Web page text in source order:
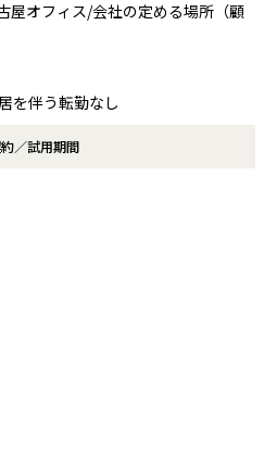
屋オフィス/会社の定める場所（顧
を伴う転勤なし
／試用期間